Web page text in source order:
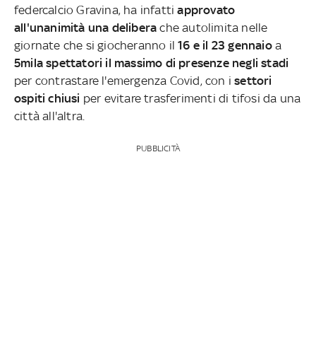
federcalcio Gravina, ha infattiapprovato
all'unanimità una deliberache autolimita nelle
giornate che si giocheranno il16 e il 23 gennaioa
5mila spettatori il massimo di presenze negli stadi
per contrastare l'emergenza Covid, con isettori
ospiti chiusi per evitare trasferimenti di tifosi da una
città all'altra.
PUBBLICITÀ